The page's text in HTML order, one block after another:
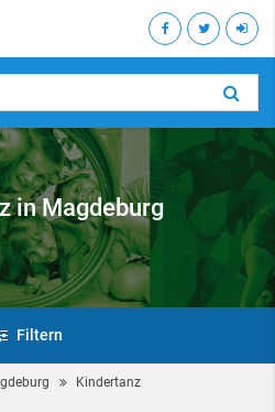
in Magdeburg
Filtern
Kindertanz